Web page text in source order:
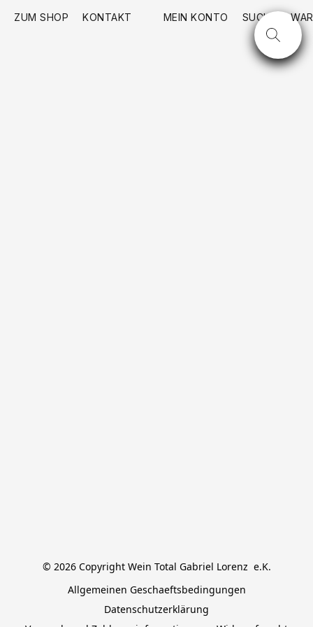
ZUM SHOP KONTAKT MEIN KONTO SUCHE
© 2026 Copyright Wein Total Gabriel Lorenz  e.K.
Allgemeinen Geschaeftsbedingungen
Datenschutzerklärung